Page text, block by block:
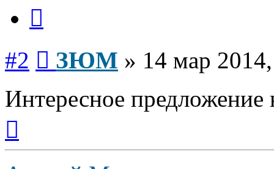
#2 ЗЮМ » 14 мар
Интересное
началу